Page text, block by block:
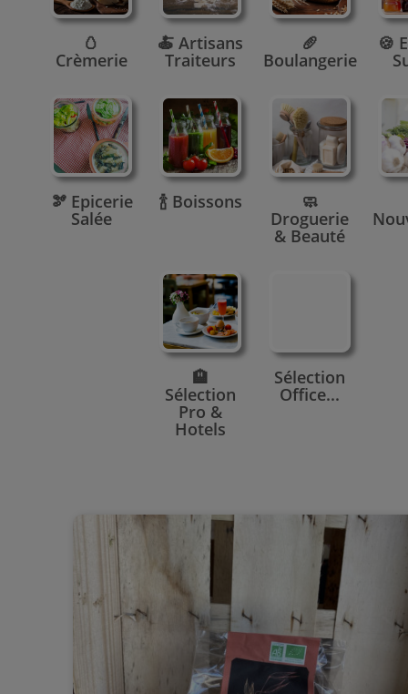
🥚
Crèmerie
🍝 Artisans
Traiteurs
🥖
Boulangerie
🍪
🫘 Epicerie
Salée
🍾 Boissons 🧼
Droguerie
& Beauté
🏨
Sélection
Pro &
Hotels
Sélection
Office...